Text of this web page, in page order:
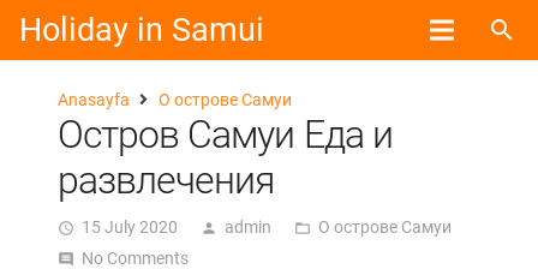
Holiday in Samui search
Anasayfa О острове Самуи
Остров Самуи Еда и
развлечения
access_time 15 July 2020 person admin folder_open О острове Самуи
comment No Comments